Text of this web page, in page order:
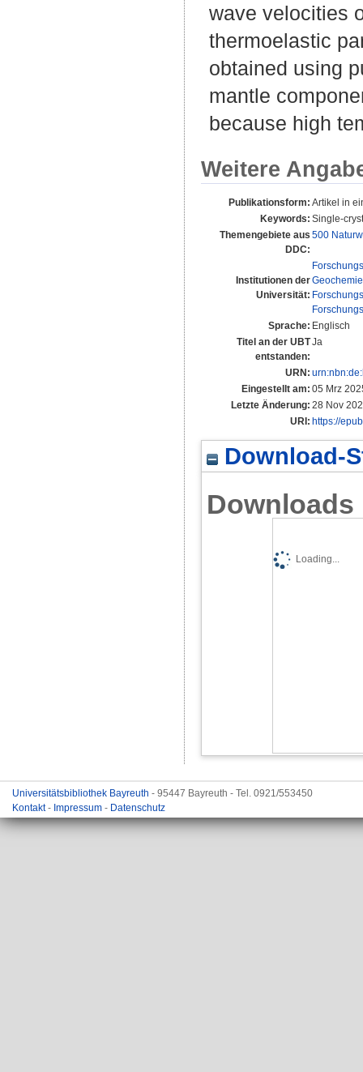
wave velocities
thermoelastic
obtained using
mantle
because high
Weitere
Publikationsform: Artikel in
Keywords: Single-
Themengebiete aus
DDC:
500
Institutionen der
Universität:
Sprache: Englisch
Titel an der UBT
entstanden:
Ja
URN:
Eingestellt am: 05 Mrz
Letzte Änderung: 28 Nov
URI: https://
Download-
Downloads
Loading...
Universitätsbibliothek Bayreuth - 95447 Bayreuth - Tel. 0921/553450
Kontakt- Impressum - Datenschutz